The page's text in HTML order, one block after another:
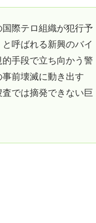
際テロ組織が犯行予
呼ばれる新興のバイ
手段で立ち向かう警
前壊滅に動き出す
では摘発できない巨